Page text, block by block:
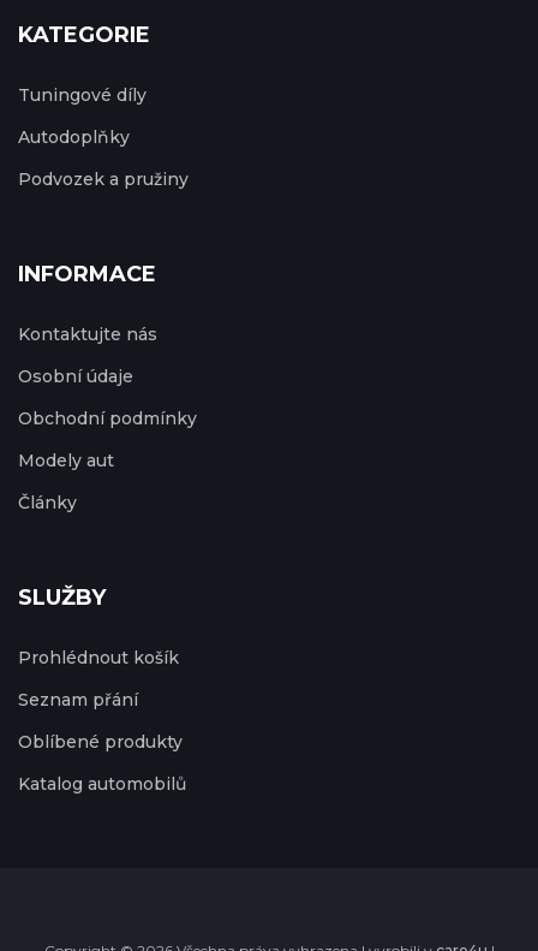
KATEGORIE
Tuningové díly
Autodoplňky
Podvozek a pružiny
INFORMACE
Kontaktujte nás
Osobní údaje
Obchodní podmínky
Modely aut
Články
SLUŽBY
Prohlédnout košík
Seznam přání
Oblíbené produkty
Katalog automobilů